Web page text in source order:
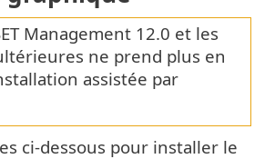
Management 12.0 et les
ne prend plus en
assistée par
ci-dessous pour installer le